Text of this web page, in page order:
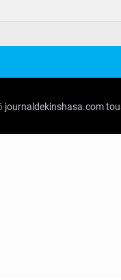
journaldekinshasa.com